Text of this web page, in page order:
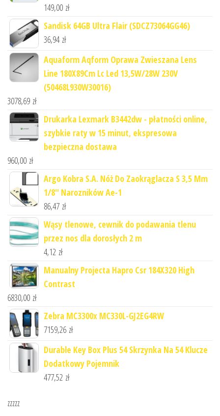
149,00 zł
Sandisk 64GB Ultra Flair (SDCZ73064GG46)
36,94 zł
Aquaform Aqform Oprawa Zwieszana Lens
Line 180X89Cm Lc Led 13,5W/28W 230V
(50468L930W30016)
3078,69 zł
Drukarka Lexmark B3442dw - płatności online,
szybkie raty w 15 minut, ekspresowa
bezpieczna dostawa
960,00 zł
Argo Kobra S.A. Nóż Do Zaokrąglacza S 3,5 Mm
1/8'' Narozników Ae-1
86,47 zł
Wąsy tlenowe, cewnik do podawania tlenu
przez nos dla dorosłych 2 m
4,12 zł
Manualny Projecta Hapro Csr 184X320 High
Contrast
6830,00 zł
Zebra MC3300x MC330L-GJ2EG4RW
7159,26 zł
Durable Key Box Plus 54 Skrzynka Na 54 Klucze
Dodatkowy Pojemnik
477,52 zł
zzzzz